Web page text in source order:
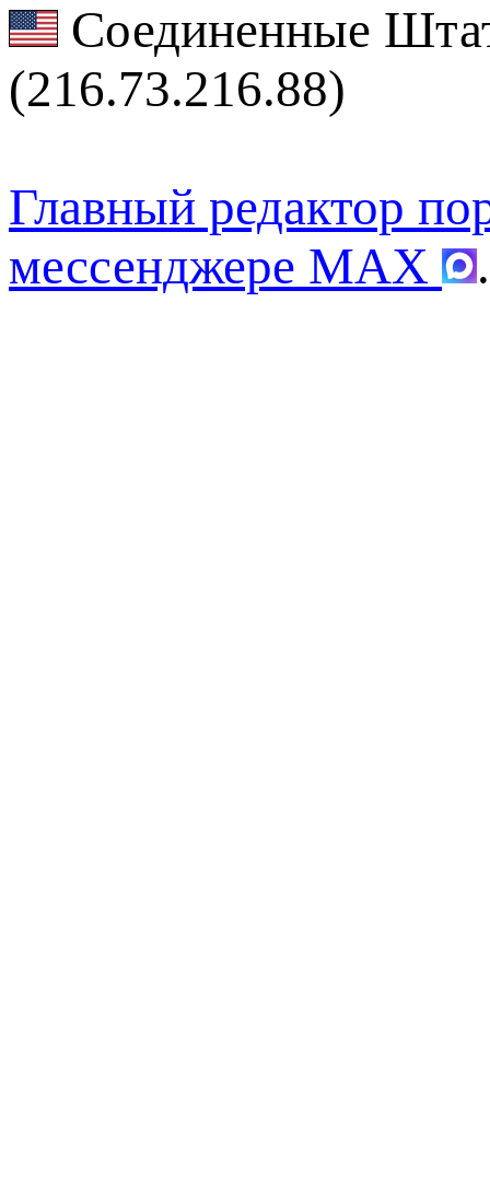
Соединенные
(216.73.216.88)
Главный редактор
мессенджере MAX
.